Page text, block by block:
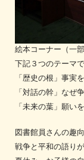
絵本コーナー（一部
下記３つのテーマ
「歴史の根」事
「対話の幹」な
「未来の葉」願
図書館員さんの趣
戦争と平和の語り